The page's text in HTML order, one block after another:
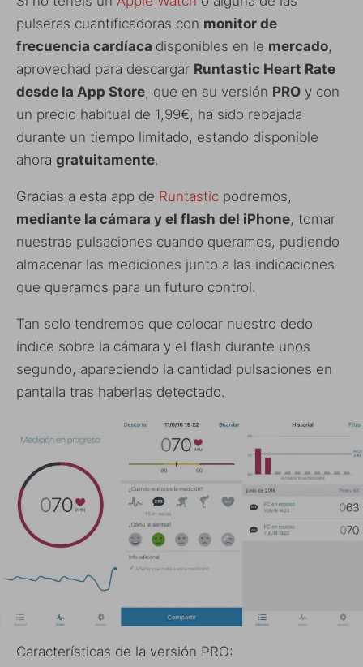
pulseras cuantificadoras con monitor de
frecuencia cardíaca disponibles en le mercado,
aprovechad para descargar Runtastic Heart Rate
desde la App Store, que en su versión PRO y con
un precio habitual de 1,99€, ha sido rebajada
durante un tiempo limitado, estando disponible
ahora gratuitamente.
Gracias a esta app de Runtastic podremos,
mediante la cámara y el flash del iPhone, tomar
nuestras pulsaciones cuando queramos, pudiendo
almacenar las mediciones junto a las indicaciones
que queramos para un futuro control.
Tan solo tendremos que colocar nuestro dedo
índice sobre la cámara y el flash durante unos
segundo, apareciendo la cantidad pulsaciones en
pantalla tras haberlas detectado.
Características de la versión PRO: